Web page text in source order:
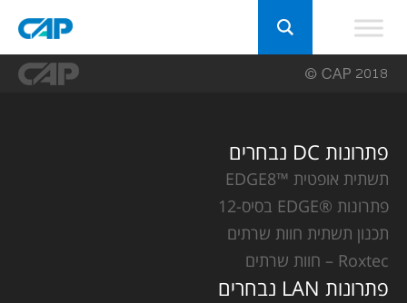
פתרונות DC נבחרים
תשתית אופטית ™EDGE8
פתרונות ®EDGE בסיס-12
תכנון תשתית חוות שרתים
Roxtec – חוות שרתים
פתרונות LAN נבחרים